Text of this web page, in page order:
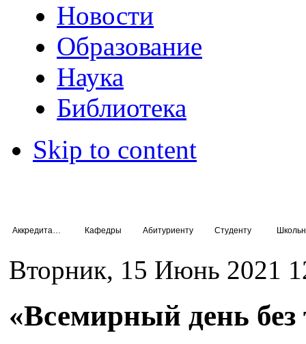
Новости
Образование
Наука
Библиотека
Skip to content
Кафедры Абитуриенту Студенту
Вторник, 15 Июнь 2021
«Всемирный день без